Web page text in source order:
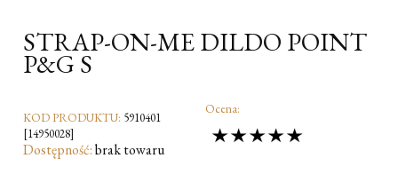
STRAP-ON-ME DILDO POINT
P&G S
KOD PRODUKTU: 5910401
[14950028]
Dostępność:brak towaru
Ocena: